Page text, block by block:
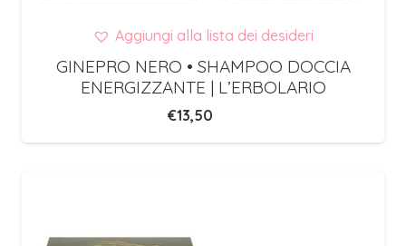
Aggiungi alla lista dei desideri
GINEPRO NERO • SHAMPOO DOCCIA
ENERGIZZANTE | L’ERBOLARIO
€13,50